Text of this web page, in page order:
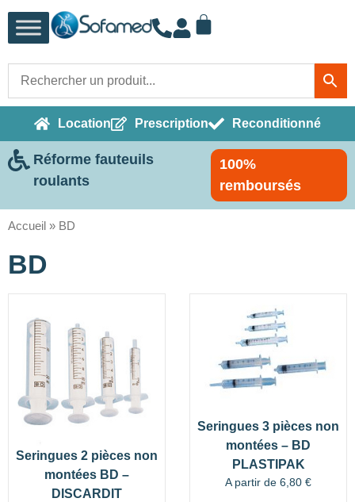
Location Prescription Reconditionné
Réforme fauteuils
roulants
100%
remboursés
Accueil » BD
BD
Seringues 2 pièces non
montées BD –
DISCARDIT
Seringues 3 pièces non
montées – BD
PLASTIPAK
A partir de 6,80 €